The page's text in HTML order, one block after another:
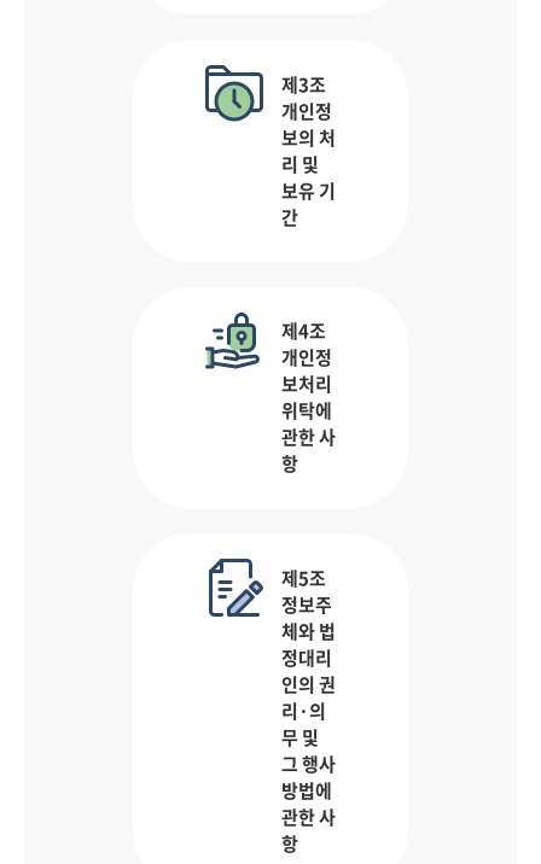
제3조
개인정
보의 처
리 및
보유 기
간
제4조
개인정
보처리
위탁에
관한 사
항
제5조
정보주
체와 법
정대리
인의 권
리·의
무 및
그 행사
방법에
관한 사
항